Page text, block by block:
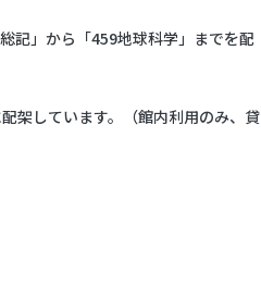
記」から「459地球科学」までを配
架しています。（館内利用のみ、貸